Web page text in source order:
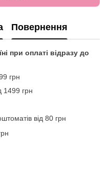
Повернення
при оплаті відразу до
грн
1499 грн
від 80 грн